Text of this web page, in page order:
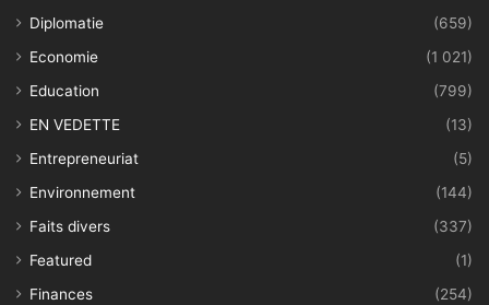
Diplomatie
(659)
Economie
(1 021)
Education
(799)
EN VEDETTE
(13)
Entrepreneuriat
(5)
Environnement
(144)
Faits divers
(337)
Featured
(1)
Finances
(254)